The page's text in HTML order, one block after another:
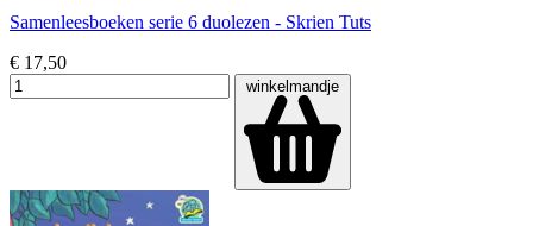
Samenleesboeken serie 6 duolezen - Skrien Tuts
€ 17,50
winkelmandje